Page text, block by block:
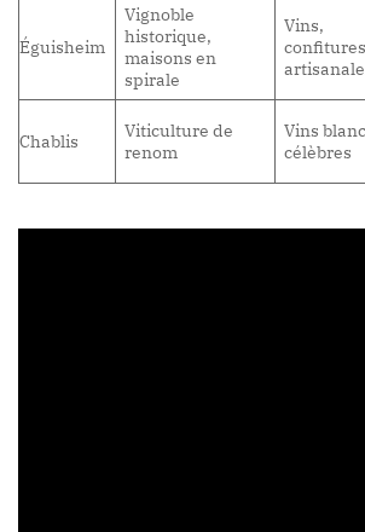
Éguisheim
Vignoble
historique,
maisons en
spirale
Vins,
confitures
Chablis
Viticulture de
renom
Vins
célèbres